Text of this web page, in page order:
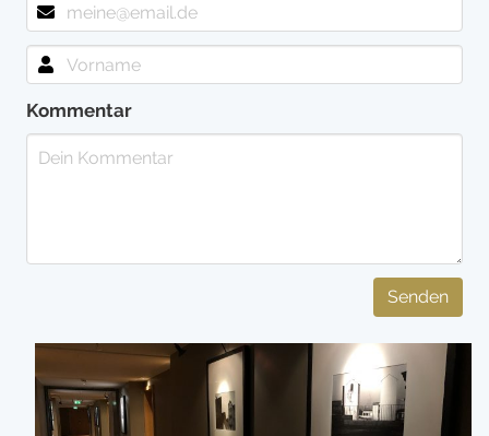
Kommentar
Senden